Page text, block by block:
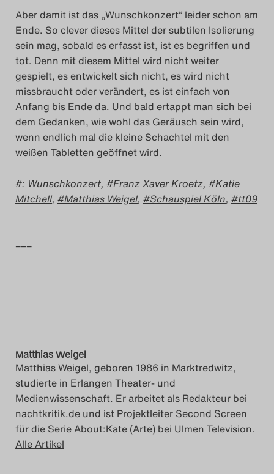
Das Theatertreffen-Blog
2025
Das Theatertreffen-Blog
Archiv
Impressum
Nutzungsbedingungen
Search
Aber damit ist das „Wunschkonzert“ leider schon am
Ende. So clever dieses Mittel der subtilen Isolierung
sein mag, sobald es erfasst ist, ist es begriffen und
tot. Denn mit diesem Mittel wird nicht weiter
gespielt, es entwickelt sich nicht, es wird nicht
missbraucht oder verändert, es ist einfach von
Anfang bis Ende da. Und bald ertappt man sich bei
dem Gedanken, wie wohl das Geräusch sein wird,
wenn endlich mal die kleine Schachtel mit den
weißen Tabletten geöffnet wird.
: Wunschkonzert, Franz Xaver Kroetz,
Katie
Mitchell, Matthias Weigel, Schauspiel Köln, tt09
–––
Matthias Weigel
Matthias Weigel, geboren 1986 in Marktredwitz,
studierte in Erlangen Theater- und
Medienwissenschaft. Er arbeitet als Redakteur bei
nachtkritik.de und ist Projektleiter Second Screen
für die Serie About:Kate (Arte) bei Ulmen Television.
Alle Artikel